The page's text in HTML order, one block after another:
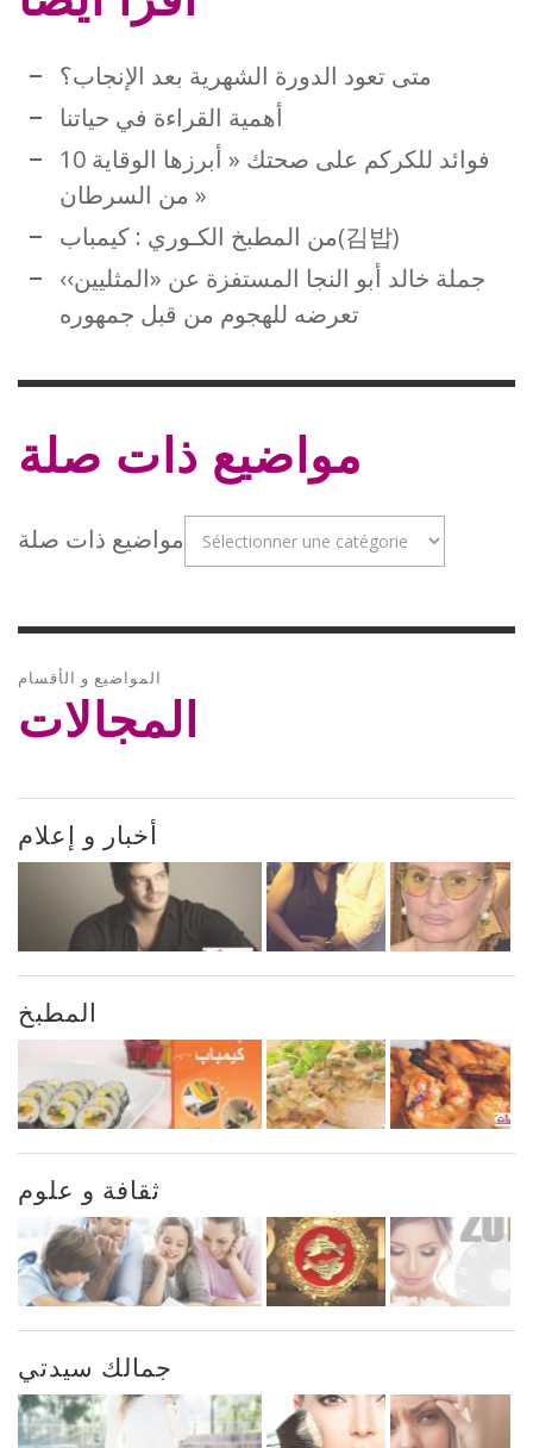
متى تعود الدورة الشهرية بعد الإنجاب؟
أهمية القراءة في حياتنا
10 فوائد للكركم على صحتك « أبرزها الوقاية
من السرطان »
من المطبخ الكـوري : كيمباب(김밥)
جملة خالد أبو النجا المستفزة عن «المثليين››
تعرضه للهجوم من قبل جمهوره
مواضيع ذات صلة
مواضيع ذات صلة
المواضيع و الأقسام
المجالات
أخبار و إعلام
المطبخ
ثقافة و علوم
جمالك سيدتي